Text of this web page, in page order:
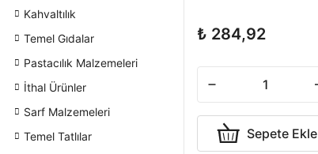
Kahvaltılık
Temel Gıdalar
Pastacılık Malzemeleri
İthal Ürünler
Sarf Malzemeleri
Temel Tatlılar
₺ 284,92
Sepete Ekle